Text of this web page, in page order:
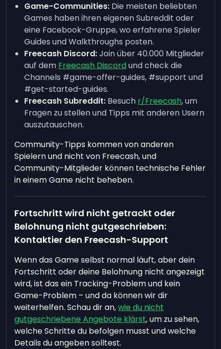
Game-Communities: Die meisten beliebten
Games haben ihren eigenen Subreddit oder
eine Facebook-Gruppe, wo erfahrene Spieler
Guides und Walkthroughs posten.
Freecash Discord:Join über 40.000 Mitglieder
auf dem Freecash Discordund check die
Channels #game-offer-guides, #support und
#get-started-guides.
Freecash Subreddit: Besuch r/Freecash, um
Fragen zu stellen und Tipps mit anderen Usern
auszutauschen.
Community-Tipps kommen von anderen
Spielern und nicht von Freecash, und
Community-Mitglieder können technische Fehler
in einem Game nicht beheben.
Fortschritt wird nicht getrackt oder
Belohnung nicht gutgeschrieben:
Kontaktier den Freecash-Support
Wenn das Game selbst normal läuft, aber dein
Fortschritt oder deine Belohnung nicht angezeigt
wird, ist das ein Tracking-Problem und kein
Game-Problem – und da können wir dir
weiterhelfen. Schau dir an,wie du nicht
gutgeschriebene Angebote klärst, um zu sehen,
welche Schritte du befolgen musst und welche
Details du angeben solltest.